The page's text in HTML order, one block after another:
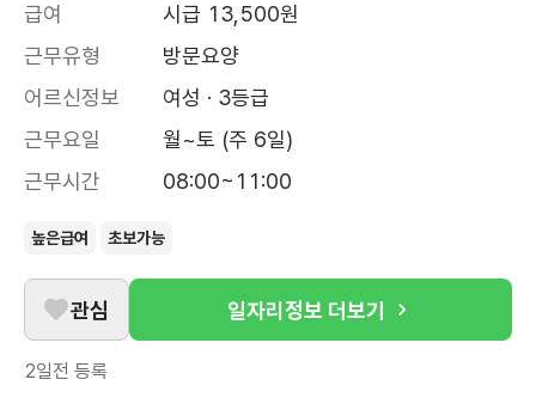
급여
시급 13,500원
근무유형
방문요양
어르신정보
여성 · 3등급
근무요일
월~토 (주 6일)
근무시간
08:00~11:00
높은급여 초보가능
관심 일자리정보 더보기
2일전 등록